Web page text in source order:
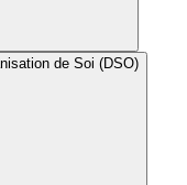
de Soi (DSO)